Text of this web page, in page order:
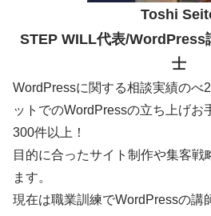
Toshi
STEP WILL代表/WordPress
士
WordPressに関する相談実績のべ
ットでのWordPressの立ち上げお
300件以上！
目的に合ったサイト制作や集客戦
ます。
現在は職業訓練でWordPressの講